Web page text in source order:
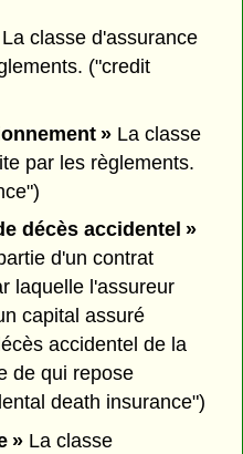
classe d'assurance
("credit
»La classe
par les règlements.
décès accidentel »
d'un contrat
laquelle l'assureur
capital assuré
accidentel de la
de qui repose
death insurance")
»La classe